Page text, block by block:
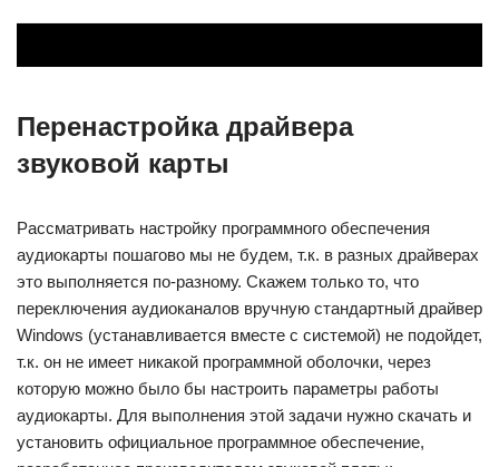
Перенастройка драйвера
звуковой карты
Рассматривать настройку программного обеспечения
аудиокарты пошагово мы не будем, т.к. в разных драйверах
это выполняется по-разному. Скажем только то, что
переключения аудиоканалов вручную стандартный драйвер
Windows (устанавливается вместе с системой) не подойдет,
т.к. он не имеет никакой программной оболочки, через
которую можно было бы настроить параметры работы
аудиокарты. Для выполнения этой задачи нужно скачать и
установить официальное программное обеспечение,